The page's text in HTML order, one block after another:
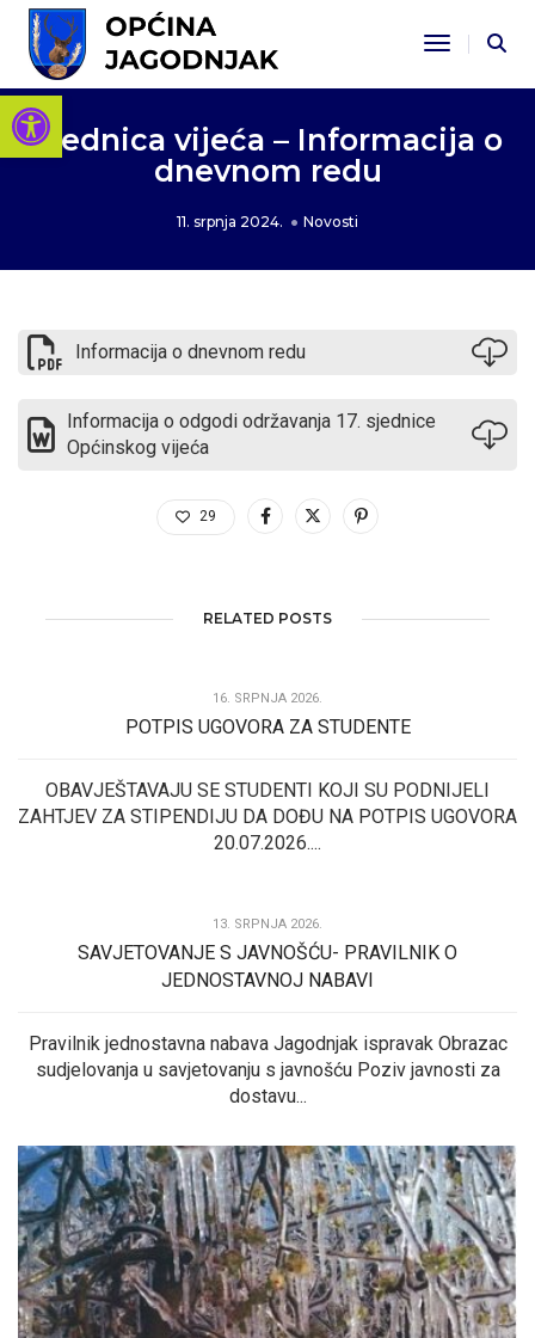
Open toolbar
Toggle
Sjednica vijeća – Informacija o
dnevnom redu
11. srpnja 2024. Novosti
Informacija o dnevnom redu
Informacija o odgodi održavanja 17. sjednice
Općinskog vijeća
29
RELATED POSTS
16. SRPNJA 2026.
POTPIS UGOVORA ZA STUDENTE
OBAVJEŠTAVAJU SE STUDENTI KOJI SU PODNIJELI
ZAHTJEV ZA STIPENDIJU DA DOĐU NA POTPIS UGOVORA
20.07.2026....
13. SRPNJA 2026.
SAVJETOVANJE S JAVNOŠĆU- PRAVILNIK O
JEDNOSTAVNOJ NABAVI
Pravilnik jednostavna nabava Jagodnjak ispravak Obrazac
sudjelovanja u savjetovanju s javnošću Poziv javnosti za
dostavu...